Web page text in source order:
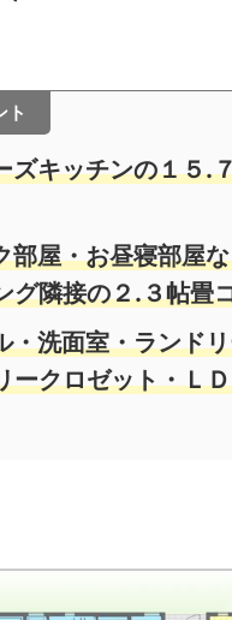
ト
キッチンの１５.
屋・お昼寝部屋
グ隣接の２.３帖畳
洗面室・ランド
ークロゼット・Ｌ